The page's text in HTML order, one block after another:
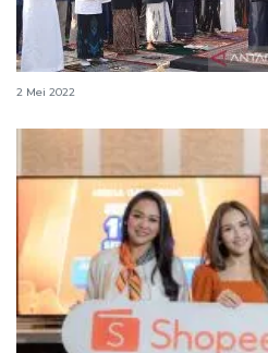
Anies tunaikan Shalat Id di
2 Mei 2022